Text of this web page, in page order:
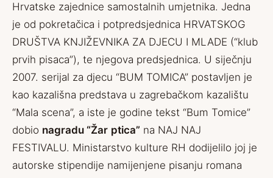
Hrvatske zajednice samostalnih umjetnika. Jedna
je od pokretačica i potpredsjednica HRVATSKOG
DRUŠTVA KNJIŽEVNIKA ZA DJECU I MLADE (“klub
prvih pisaca”), te njegova predsjednica. U siječnju
2007. serijal za djecu “BUM TOMICA” postavljen je
kao kazališna predstava u zagrebačkom kazalištu
“Mala scena”, a iste je godine tekst “Bum Tomice”
dobio nagradu “Žar ptica” na NAJ NAJ
FESTIVALU. Ministarstvo kulture RH dodijelilo joj je
autorske stipendije namijenjene pisanju romana